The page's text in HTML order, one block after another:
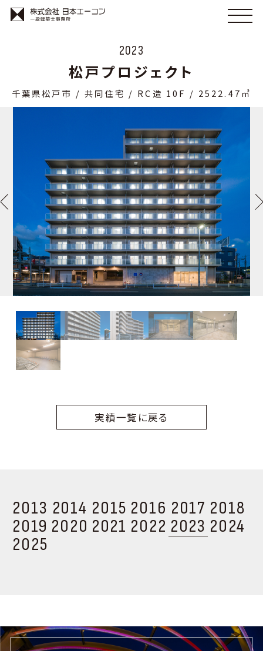
2023
松戸プロジェクト
千葉県松戸市 / 共同住宅 / RC造 10F / 2522.47㎡
実績一覧に戻る
2013 2014 2015 2016 2017 2018
2019 2020 2021 2022 2023 2024
2025